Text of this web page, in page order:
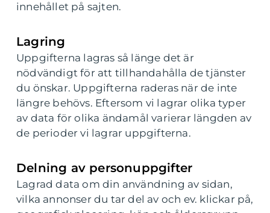
innehållet på sajten.
Lagring
Uppgifterna lagras så länge det är
nödvändigt för att tillhandahålla de tjänster
du önskar. Uppgifterna raderas när de inte
längre behövs. Eftersom vi lagrar olika typer
av data för olika ändamål varierar längden av
de perioder vi lagrar uppgifterna.
Delning av personuppgifter
Lagrad data om din användning av sidan,
vilka annonser du tar del av och ev. klickar på,